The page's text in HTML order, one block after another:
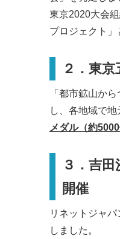
東京2020大会
プロジェクト」
２．東
「都市鉱山か
し、各地域で
メダル（約
３．吉
開催
リネットジャ
しました。